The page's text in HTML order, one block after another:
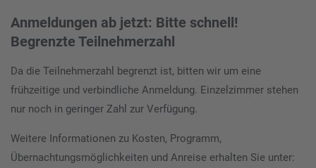
Anmeldungen ab jetzt: Bitte schnell!
Begrenzte Teilnehmerzahl
Da die Teilnehmerzahl begrenzt ist, bitten wir um eine
frühzeitige und verbindliche Anmeldung. Einzelzimmer stehen
nur noch in geringer Zahl zur Verfügung.
Weitere Informationen zu Kosten, Programm,
Übernachtungsmöglichkeiten und Anreise erhalten Sie unter: